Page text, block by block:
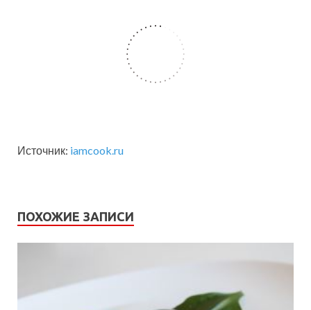
Источник: iamcook.ru
ПОХОЖИЕ ЗАПИСИ